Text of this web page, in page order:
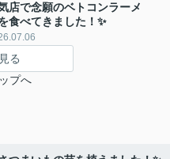
店で念願のベトコンラーメ
食べてきました！✨
る
プへ